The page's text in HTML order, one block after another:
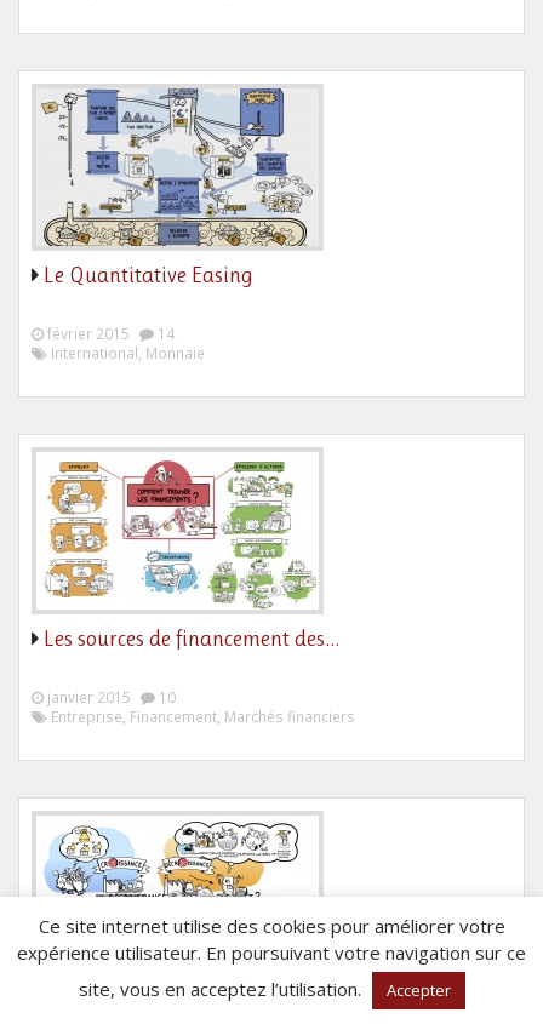
Le Quantitative Easing
février 2015
14
International, Monnaie
Les sources de financement des…
janvier 2015
10
Entreprise, Financement, Marchés financiers
La décroissance, une solution à…
Ce site internet utilise des cookies pour améliorer votre
expérience utilisateur. En poursuivant votre navigation sur ce
site, vous en acceptez l’utilisation.
Accepter